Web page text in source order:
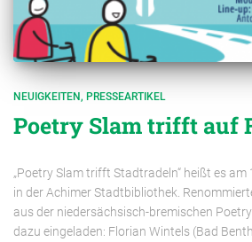
NEUIGKEITEN PRESSEARTIKEL
Poetry Slam trifft auf
„Poetry Slam trifft Stadtradeln“ heißt es
in der Achimer Stadtbibliothek.
aus der niedersächsisch-bremischen
dazu eingeladen: Florian Wintels (Bad